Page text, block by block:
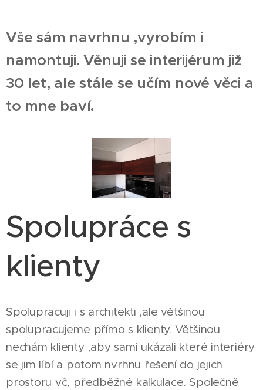
Vše sám navrhnu ,vyrobím i
namontuji. Věnuji se interijérum již
30 let, ale stále se učím nové věci a
to mne baví.
Spolupráce s
klienty
Spolupracuji i s architekti ,ale většinou
spolupracujeme přímo s klienty. Většinou
nechám klienty ,aby sami ukázali které interiéry
se jim líbí a potom nvrhnu řešení do jejich
prostoru vč, předběžné kalkulace. Společně